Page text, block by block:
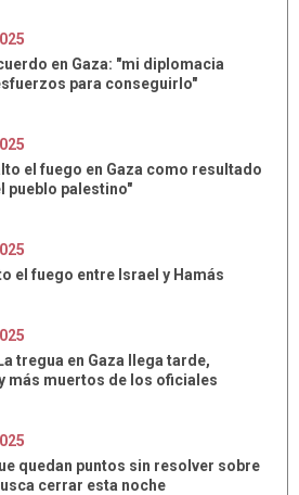
en Gaza: "mi diplomacia
para conseguirlo"
el fuego en Gaza como resultado
pueblo palestino"
el fuego entre Israel y Hamás
tregua en Gaza llega tarde,
más muertos de los oficiales
quedan puntos sin resolver sobre
cerrar esta noche